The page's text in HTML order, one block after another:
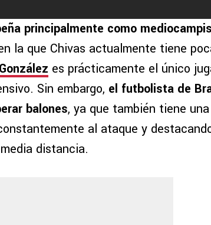
principalmente como
la que Chivas actualmente tiene
es prácticamente el único
Sin embargo, el futbolista de
balones, ya que también tiene
al ataque y
distancia.